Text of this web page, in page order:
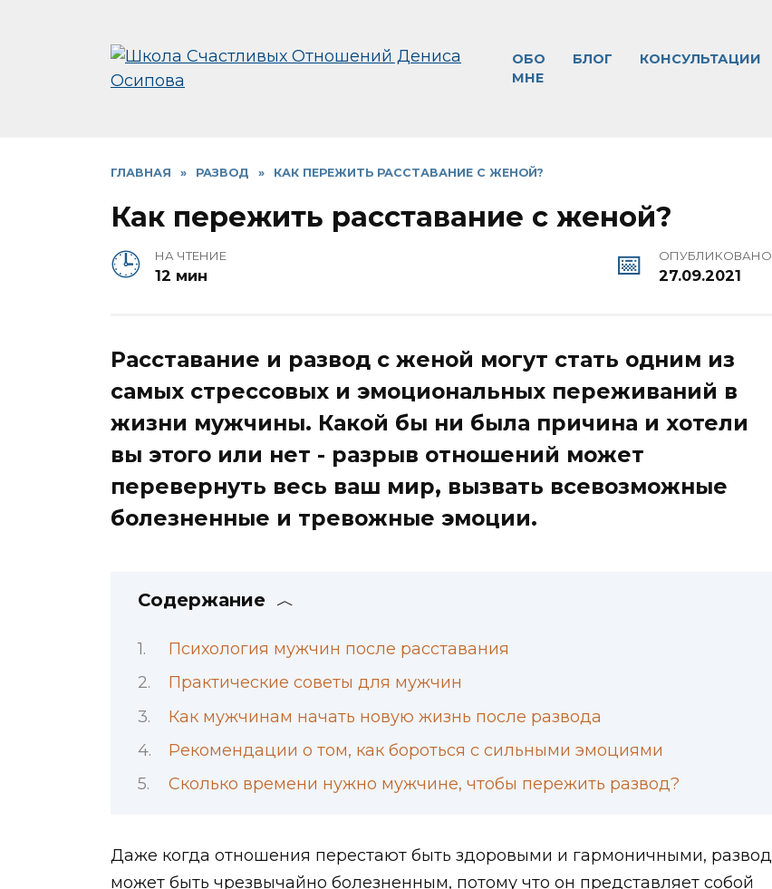
ОБО
МНЕ
БЛОГ КОНСУЛЬТАЦИИ
ГЛАВНАЯ » РАЗВОД » КАК ПЕРЕЖИТЬ РАССТАВАНИЕ С ЖЕНОЙ?
Как пережить расставание с женой?
НА ЧТЕНИЕ
12 мин
ОПУБЛИКОВАНО
27.09.2021
Расставание и развод с женой могут стать одним из
самых стрессовых и эмоциональных переживаний в
жизни мужчины. Какой бы ни была причина и хотели
вы этого или нет - разрыв отношений может
перевернуть весь ваш мир, вызвать всевозможные
болезненные и тревожные эмоции.
Содержание
Психология мужчин после расставания
Практические советы для мужчин
Как мужчинам начать новую жизнь после развода
Рекомендации о том, как бороться с сильными эмоциями
Сколько времени нужно мужчине, чтобы пережить развод?
Даже когда отношения перестают быть здоровыми и гармоничными, развод
может быть чрезвычайно болезненным, потому что он представляет собой